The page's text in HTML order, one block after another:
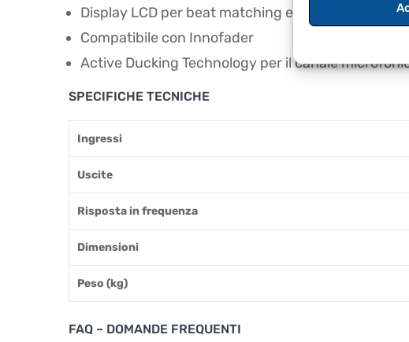
Display LCD per beat matching e visione d’insieme
Compatibile con Innofader
Active Ducking Technology per il canale
SPECIFICHE TECNICHE
Ingressi
Uscite
Risposta in frequenza
Dimensioni
Peso (kg)
FAQ – DOMANDE FREQUENTI